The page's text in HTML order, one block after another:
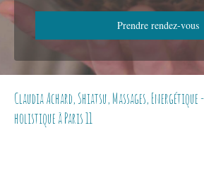
Prendre rendez-vous
Claudia Achard, Shiatsu, Massages,
holistique à Paris 11